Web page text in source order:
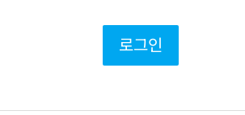
로그인